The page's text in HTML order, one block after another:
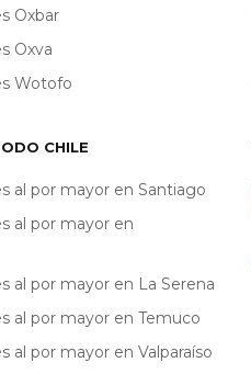
Oxbar
Oxva
Wotofo
CHILE
al por mayor en Santiago
al por mayor en
al por mayor en La Serena
al por mayor en Temuco
al por mayor en Valparaíso